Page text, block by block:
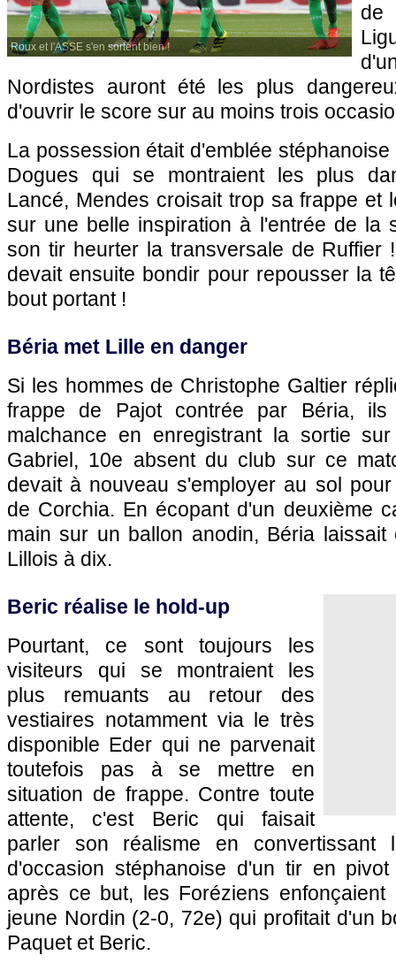
Roux et l'ASSE s'en sortent bien !
de
Nordistes auront été les plus
d'ouvrir le score sur au moins trois
La possession était d'emblée
Dogues qui se montraient les plus
Lancé, Mendes croisait trop sa frappe et
sur une belle inspiration à l'entrée de la
son tir heurter la transversale de Ruffier
devait ensuite bondir pour repousser la
bout portant !
Béria met Lille en danger
Si les hommes de Christophe Galtier
frappe de Pajot contrée par Béria, ils
malchance en enregistrant la sortie
Gabriel, 10e absent du club sur ce
devait à nouveau s'employer au sol
de Corchia. En écopant d'un deuxième
main sur un ballon anodin, Béria laissait
Lillois à dix.
Beric réalise le hold-up
Pourtant, ce sont toujours les
visiteurs qui se montraient les
plus remuants au retour des
vestiaires notamment via le très
disponible Eder qui ne parvenait
toutefois pas à se mettre en
situation de frappe. Contre toute
attente, c'est Beric qui faisait
parler son réalisme en convertissant
d'occasion stéphanoise d'un tir en
après ce but, les Foréziens
jeune Nordin (2-0, 72e) qui profitait d'un
Paquet et Beric.